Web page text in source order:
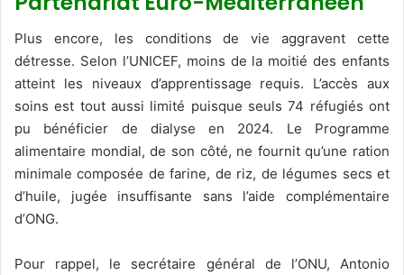
Plus encore, les conditions de vie aggravent cette
détresse. Selon l’UNICEF, moins de la moitié des enfants
atteint les niveaux d’apprentissage requis. L’accès aux
soins est tout aussi limité puisque seuls 74 réfugiés ont
pu bénéficier de dialyse en 2024. Le Programme
alimentaire mondial, de son côté, ne fournit qu’une ration
minimale composée de farine, de riz, de légumes secs et
d’huile, jugée insuffisante sans l’aide complémentaire
d’ONG.
Pour rappel, le secrétaire général de l’ONU, Antonio